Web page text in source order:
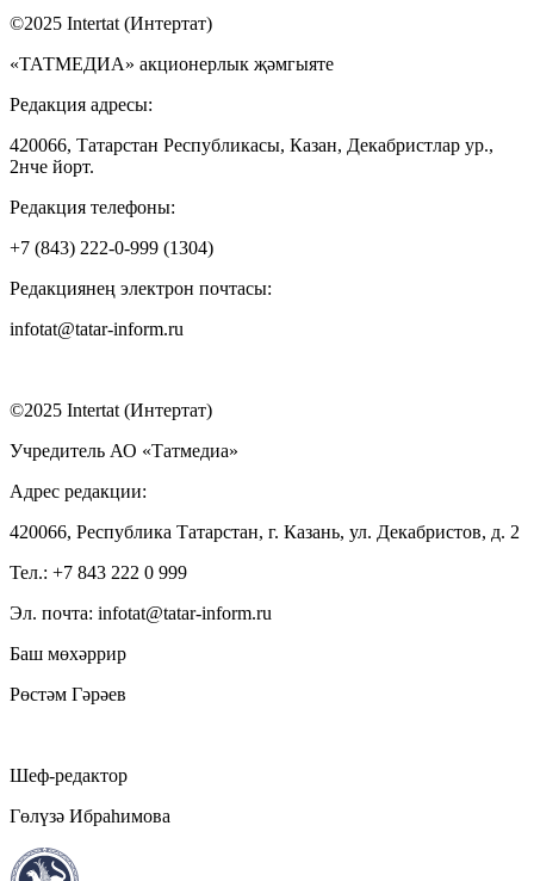
©2025 Intertat (Интертат)
«ТАТМЕДИА» акционерлык җәмгыяте
Редакция адресы:
420066, Татарстан Республикасы, Казан, Декабристлар ур.,
2нче йорт.
Редакция телефоны:
+7 (843) 222-0-999 (1304)
Редакциянең электрон почтасы:
infotat@tatar-inform.ru
©2025 Intertat (Интертат)
Учредитель АО «Татмедиа»
Адрес редакции:
420066, Республика Татарстан, г. Казань, ул. Декабристов, д. 2
Тел.: +7 843 222 0 999
Эл. почта: infotat@tatar-inform.ru
Баш мөхәррир
Рөстәм Гәрәев
Шеф-редактор
Гөлүзә Ибраһимова